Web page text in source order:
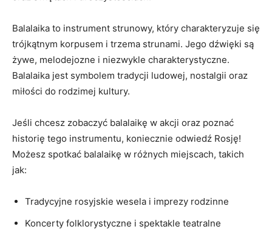
Balalaika to instrument strunowy, który charakteryzuje się
trójkątnym ‌korpusem‌ i trzema strunami.​ Jego⁢ dźwięki są⁤
żywe, melodejozne i niezwykle ⁤charakterystyczne.
Balalaika‍ jest symbolem⁢ tradycji ludowej, nostalgii⁤ oraz‌
miłości do rodzimej kultury.
Jeśli chcesz‍ zobaczyć ​balalaikę⁣ w​ akcji oraz poznać
⁣historię​ tego instrumentu, koniecznie ⁤odwiedź Rosję!
Możesz ​spotkać‍ balalaikę w⁣ różnych miejscach, takich
jak:
Tradycyjne rosyjskie wesela i ⁣imprezy rodzinne
Koncerty folklorystyczne i spektakle ⁢teatralne